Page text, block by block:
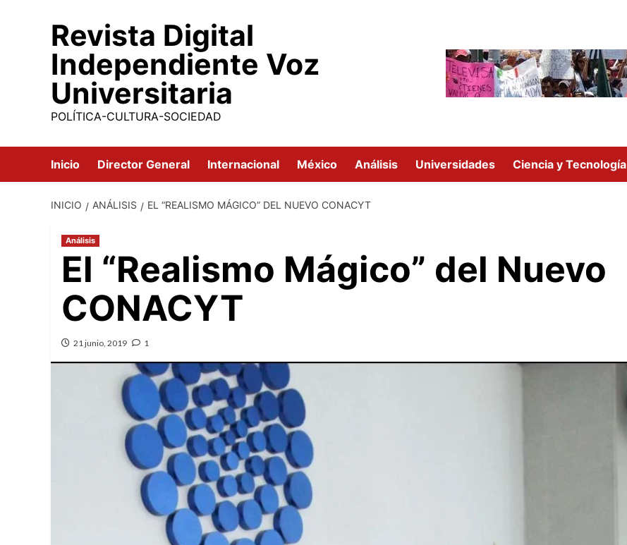
Revista Digital
Independiente Voz
Universitaria
POLÍTICA-CULTURA-SOCIEDAD
Inicio Director General Internacional México Análisis Universidades Ciencia y Tecnología
INICIO ANÁLISIS EL “REALISMO MÁGICO” DEL NUEVO CONACYT
Análisis
El “Realismo Mágico” del Nuevo
CONACYT
21 junio, 2019 1